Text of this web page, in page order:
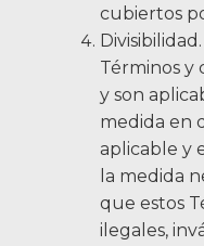
cubiertos
Términos y
y son
medida en
aplicable y
la medida
que estos
ilegales,